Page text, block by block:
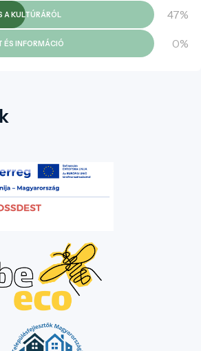
A KULTÚRÁRÓL 47%
ÉS INFORMÁCIÓ 0%